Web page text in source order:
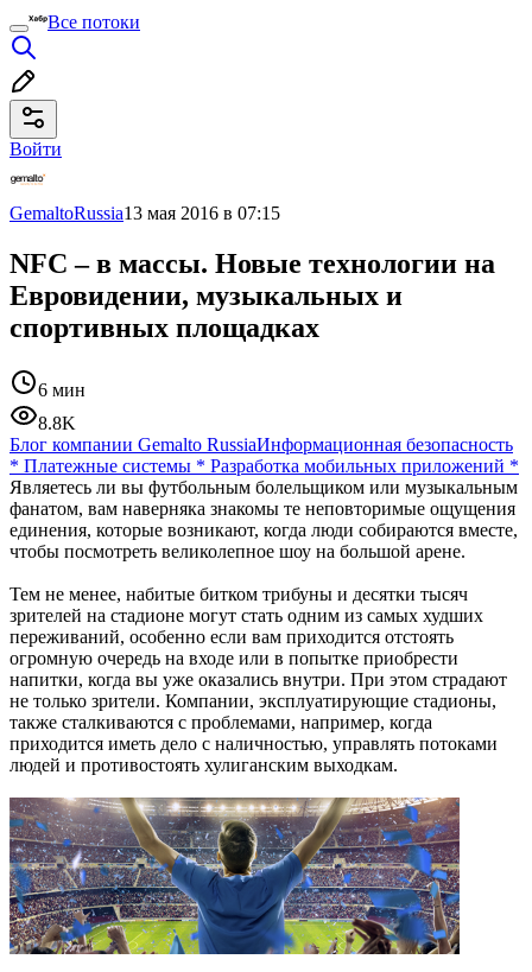
Все потоки
Войти
GemaltoRussia13 мая 2016 в 07:15
NFC – в массы. Новые технологии на
Евровидении, музыкальных и
спортивных площадках
6 мин
8.8K
Блог компании Gemalto RussiaИнформационная безопасность
* Платежные системы * Разработка мобильных приложений *
Являетесь ли вы футбольным болельщиком или музыкальным
фанатом, вам наверняка знакомы те неповторимые ощущения
единения, которые возникают, когда люди собираются вместе,
чтобы посмотреть великолепное шоу на большой арене.
Тем не менее, набитые битком трибуны и десятки тысяч
зрителей на стадионе могут стать одним из самых худших
переживаний, особенно если вам приходится отстоять
огромную очередь на входе или в попытке приобрести
напитки, когда вы уже оказались внутри. При этом страдают
не только зрители. Компании, эксплуатирующие стадионы,
также сталкиваются с проблемами, например, когда
приходится иметь дело с наличностью, управлять потоками
людей и противостоять хулиганским выходкам.